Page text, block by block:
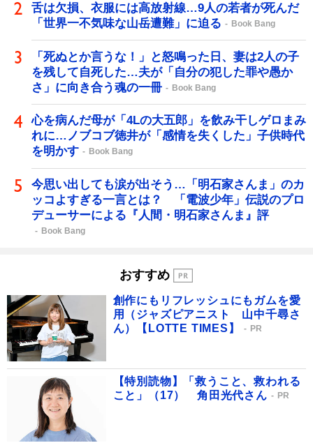
舌は欠損、衣服には高放射線…9人の若者が死んだ
「世界一不気味な山岳遭難」に迫る
Book Bang
「死ぬとか言うな！」と怒鳴った日、妻は2人の子
を残して自死した…夫が「自分の犯した罪や愚か
さ」に向き合う魂の一冊
Book Bang
心を病んだ母が「4Lの大五郎」を飲み干しゲロまみ
れに…ノブコブ徳井が「感情を失くした」子供時代
を明かす
Book Bang
今思い出しても涙が出そう…「明石家さんま」のカ
ッコよすぎる一言とは？ 「電波少年」伝説のプロ
デューサーによる『人間・明石家さんま』評
Book Bang
おすすめ
創作にもリフレッシュにもガムを愛
用（ジャズピアニスト 山中千尋さ
ん）【LOTTE TIMES】
PR
【特別読物】「救うこと、救われる
こと」（17） 角田光代さん
PR